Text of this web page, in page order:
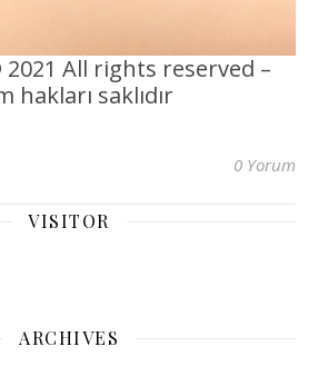
All rights reserved –
hakları saklıdır
0 Yorum
VISITOR
ARCHIVES